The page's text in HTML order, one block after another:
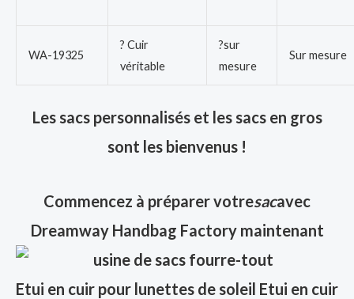
WA-19325
? Cuir
véritable
?sur
mesure
Sur mesure
Les sacs personnalisés et les sacs en gros
sont les bienvenus !
Commencez à préparer votresacavec
Dreamway Handbag Factory maintenant
Etui en cuir pour lunettes de soleil Etui en cuir